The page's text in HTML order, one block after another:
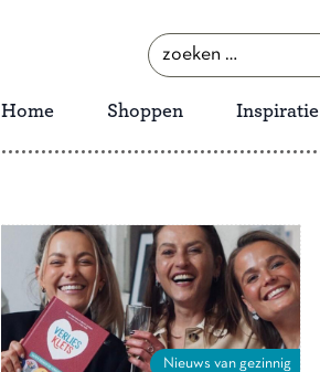
zoeken
naar:
Home Shoppen Inspiratie
Nieuws van gezinnig